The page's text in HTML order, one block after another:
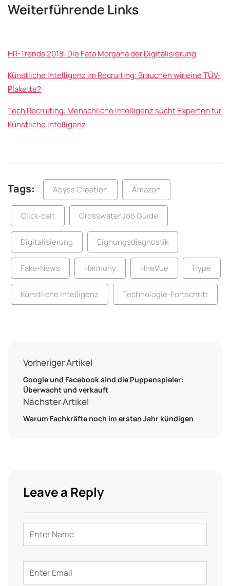
Weiterführende Links
HR-Trends 2018: Die Fata Morgana der Digitalisierung
Künstliche Intelligenz im Recruiting: Brauchen wir eine TÜV-
Plakette?
Tech Recruiting: Menschliche Intelligenz sucht Experten für
Künstliche Intelligenz
Tags: Abyss Creation Amazon
Click-bait Crosswater Job Guide
Digitalisierung Eignungsdiagnostik
Fake-News Harmony HireVue Hype
Künstliche Intelligenz Technologie-Fortschritt
Vorheriger Artikel
Google und Facebook sind die Puppenspieler:
Überwacht und verkauft
Nächster Artikel
Warum Fachkräfte noch im ersten Jahr kündigen
Leave a Reply